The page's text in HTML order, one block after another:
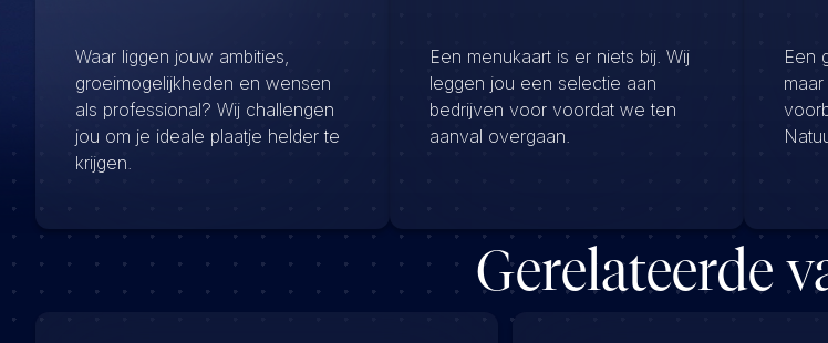
Waar liggen jouw ambities,
groeimogelijkheden en wensen
als professional? Wij challengen
jou om je ideale plaatje helder te
krijgen.
Een menukaart is er niets bij. Wij
leggen jou een selectie aan
bedrijven voor voordat we ten
aanval overgaan.
Een
Gerelateerde